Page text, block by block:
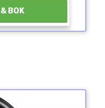
BOK